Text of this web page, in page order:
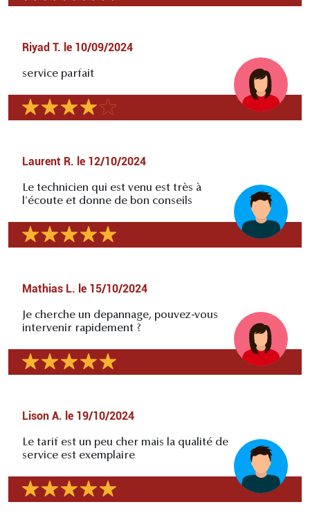
Riyad T. le 10/09/2024
service parfait
Laurent R. le 12/10/2024
Le technicien qui est venu est très à
l'écoute et donne de bon conseils
Mathias L. le 15/10/2024
Je cherche un depannage, pouvez-vous
intervenir rapidement ?
Lison A. le 19/10/2024
Le tarif est un peu cher mais la qualité de
service est exemplaire